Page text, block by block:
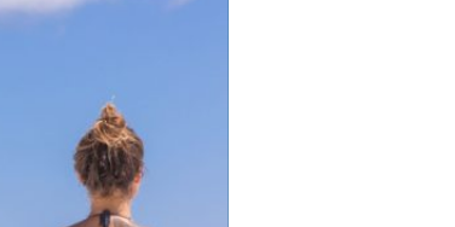
finder man et